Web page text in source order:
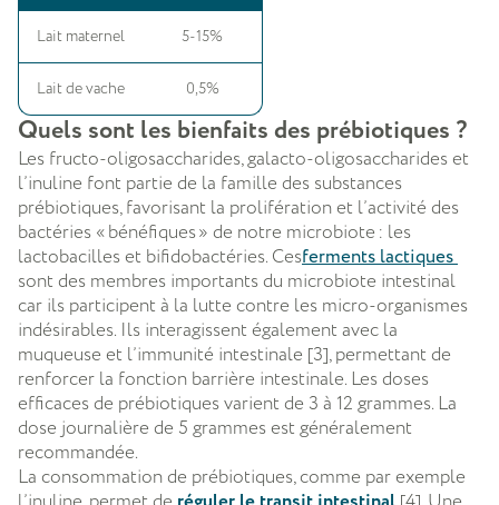
Lait maternel 5-15%
Lait de vache 0,5%
Quels sont les bienfaits des prébiotiques ?
Les fructo-oligosaccharides, galacto-oligosaccharides et
l’inuline font partie de la famille des substances
prébiotiques, favorisant la prolifération et l’activité des
bactéries « bénéfiques » de notre microbiote : les
lactobacilles et bifidobactéries. Cesferments lactiques
sont des membres importants du microbiote intestinal
car ils participent à la lutte contre les micro-organismes
indésirables. Ils interagissent également avec la
muqueuse et l’immunité intestinale [3], permettant de
renforcer la fonction barrière intestinale. Les doses
efficaces de prébiotiques varient de 3 à 12 grammes. La
dose journalière de 5 grammes est généralement
recommandée.
La consommation de prébiotiques, comme par exemple